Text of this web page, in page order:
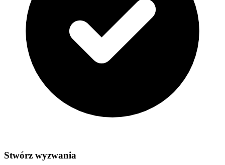
Stwórz wyzwania